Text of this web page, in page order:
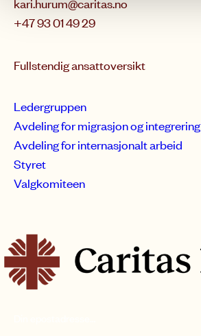
+47 93 01 49 29
Fullstendig ansattoversikt
Ledergruppen
Avdeling for migrasjon og integrering
Avdeling for internasjonalt arbeid
Styret
Valgkomiteen